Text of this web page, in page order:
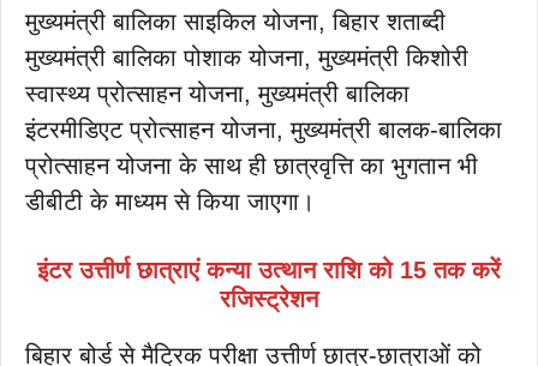
मुख्यमंत्री बालिका साइकिल योजना, बिहार शताब्दी
मुख्यमंत्री बालिका पोशाक योजना, मुख्यमंत्री किशोरी
स्वास्थ्य प्रोत्साहन योजना, मुख्यमंत्री बालिका
इंटरमीडिएट प्रोत्साहन योजना, मुख्यमंत्री बालक-बालिका
प्रोत्साहन योजना के साथ ही छात्रवृत्ति का भुगतान भी
डीबीटी के माध्यम से किया जाएगा।
इंटर उत्तीर्ण छात्राएं कन्या उत्थान राशि को 15 तक करें
रजिस्ट्रेशन
बिहार बोर्ड से मैट्रिक परीक्षा उत्तीर्ण छात्र-छात्राओं को